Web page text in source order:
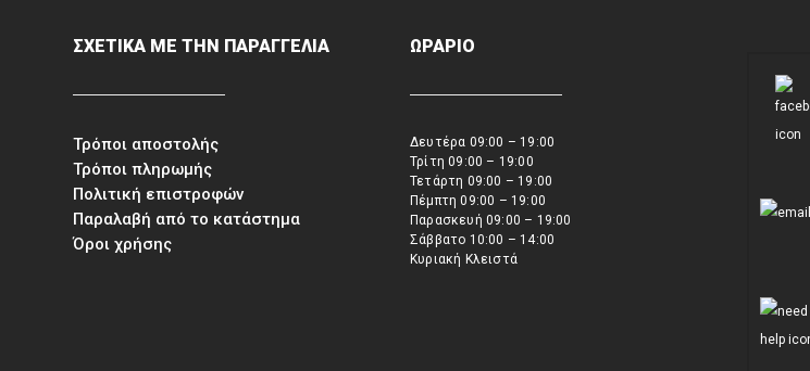
ΣΧΕΤΙΚΑ ΜΕ ΤΗΝ ΠΑΡΑΓΓΕΛΙΑ
Τρόποι αποστολής
Τρόποι πληρωμής
Πολιτική επιστροφών
Παραλαβή από το κατάστημα
Όροι χρήσης
ΩΡΑΡΙΟ
Δευτέρα 09:00 – 19:00
Τρίτη 09:00 – 19:00
Τετάρτη 09:00 – 19:00
Πέμπτη 09:00 – 19:00
Παρασκευή 09:00 – 19:00
Σάββατο 10:00 – 14:00
Κυριακή Κλειστά